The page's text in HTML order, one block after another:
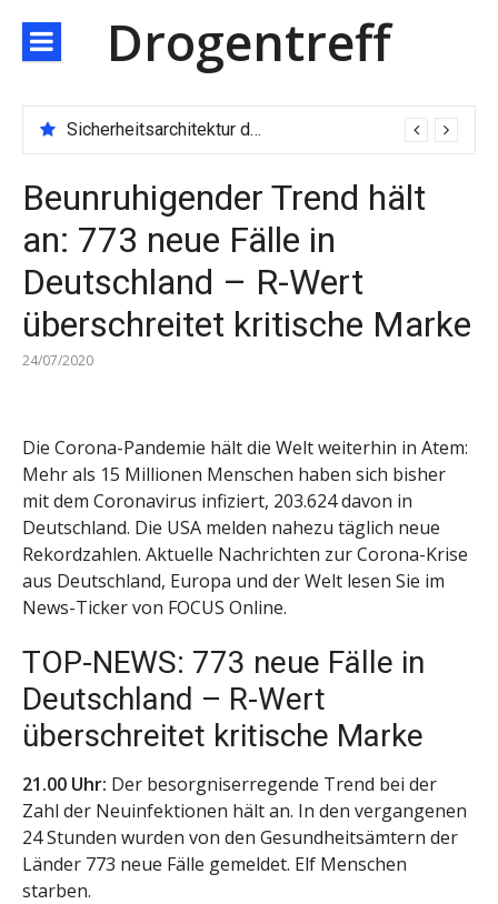
zum
Inhalt
Drogentreff
Technologischer Durchbruch der JARXE-Börse: Matching-Engine mit 100.000 Aufträgen pro Sekunde eröffnet das Zeitalter des Hochgeschwindigkeitshandels
Beunruhigender Trend hält
an: 773 neue Fälle in
Deutschland – R-Wert
überschreitet kritische Marke
24/07/2020
Die Corona-Pandemie hält die Welt weiterhin in Atem:
Mehr als 15 Millionen Menschen haben sich bisher
mit dem Coronavirus infiziert, 203.624 davon in
Deutschland. Die USA melden nahezu täglich neue
Rekordzahlen. Aktuelle Nachrichten zur Corona-Krise
aus Deutschland, Europa und der Welt lesen Sie im
News-Ticker von FOCUS Online.
TOP-NEWS: 773 neue Fälle in
Deutschland – R-Wert
überschreitet kritische Marke
21.00 Uhr: Der besorgniserregende Trend bei der
Zahl der Neuinfektionen hält an. In den vergangenen
24 Stunden wurden von den Gesundheitsämtern der
Länder 773 neue Fälle gemeldet. Elf Menschen
starben.